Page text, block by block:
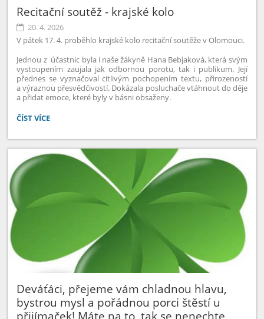
Recitační soutěž - krajské kolo
20. 4. 2026
V pátek 17. 4. proběhlo krajské kolo recitační soutěže v Olomouci.
Jednou z účastnic byla i naše žákyně Hana Bebjaková, která svým
vystoupením zaujala jak odbornou porotu, tak i publikum. Její
přednes se vyznačoval citlivým pochopením textu, přirozeností
a výraznou přesvědčivostí. Dokázala posluchače vtáhnout do děje
a přidat emoce, které byly v básni obsaženy.
RECITAČNÍ
-
KRAJSKÉ
KOLO:
ČÍST VÍCE
Deváťáci, přejeme vám chladnou hlavu,
bystrou mysl a pořádnou porci štěstí u
přijímaček! Máte na to, tak se nenechte